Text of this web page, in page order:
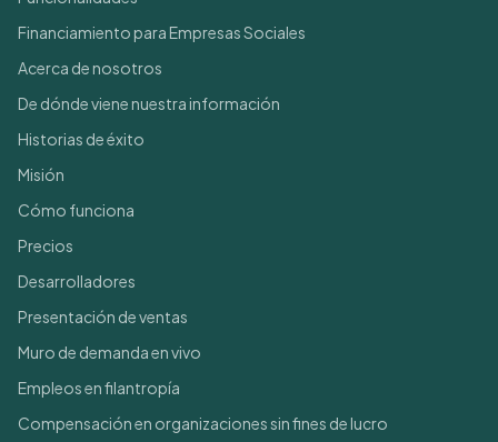
Financiamiento para Empresas Sociales
Acerca de nosotros
De dónde viene nuestra información
Historias de éxito
Misión
Cómo funciona
Precios
Desarrolladores
Presentación de ventas
Muro de demanda en vivo
Empleos en filantropía
Compensación en organizaciones sin fines de lucro